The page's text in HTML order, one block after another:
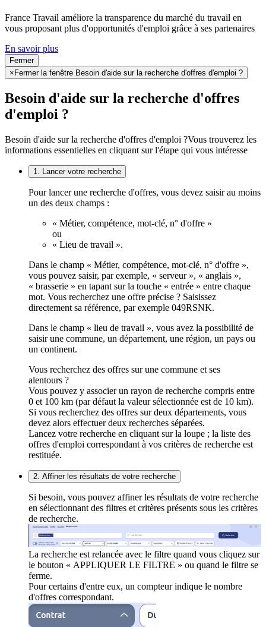
France Travail améliore la transparence du marché du travail en
vous proposant plus d'opportunités d'emploi grâce à ses partenaires
En savoir plus
Fermer
×Fermer la fenêtre Besoin d'aide sur la recherche d'offres d'emploi ?
Besoin d'aide sur la recherche d'offres
d'emploi ?
Besoin d'aide sur la recherche d'offres d'emploi ?Vous trouverez les
informations essentielles en cliquant sur l'étape qui vous intéresse
1. Lancer votre recherche
Pour lancer une recherche d'offres, vous devez saisir au moins
un des deux champs :
« Métier, compétence, mot-clé, n° d'offre »
ou
« Lieu de travail ».
Dans le champ « Métier, compétence, mot-clé, n° d'offre »,
vous pouvez saisir, par exemple, « serveur », « anglais »,
« brasserie » en tapant sur la touche « entrée » entre chaque
mot. Vous recherchez une offre précise ? Saisissez
directement sa référence, par exemple 049RSNK.
Dans le champ « lieu de travail », vous avez la possibilité de
saisir une commune, un département, une région, un pays ou
un continent.
Vous recherchez des offres sur une commune et ses
alentours ?
Vous pouvez y associer un rayon de recherche compris entre
0 et 100 km (par défaut la valeur sélectionnée est de 10 km).
Si vous recherchez des offres sur deux départements, vous
devez alors effectuer deux recherches séparées.
Lancez votre recherche en cliquant sur la loupe ; la liste des
offres d'emploi correspondant à vos critères de recherche est
restituée.
2. Affiner les résultats de votre recherche
Si besoin, vous pouvez affiner les résultats de votre recherche
en sélectionnant des filtres et critères présents sous les critères
de recherche.
La recherche est relancée avec le filtre quand vous cliquez sur
le bouton « APPLIQUER LE FILTRE » ou quand le filtre se
ferme.
Pour certains d'entre eux, un compteur indique le nombre
d'offres correspondant.